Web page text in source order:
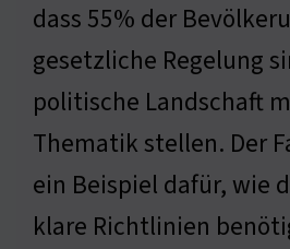
dass 55% der
gesetzliche Regelung
politische Landschaft
Thematik stellen. Der
ein Beispiel dafür, wie
klare Richtlinien